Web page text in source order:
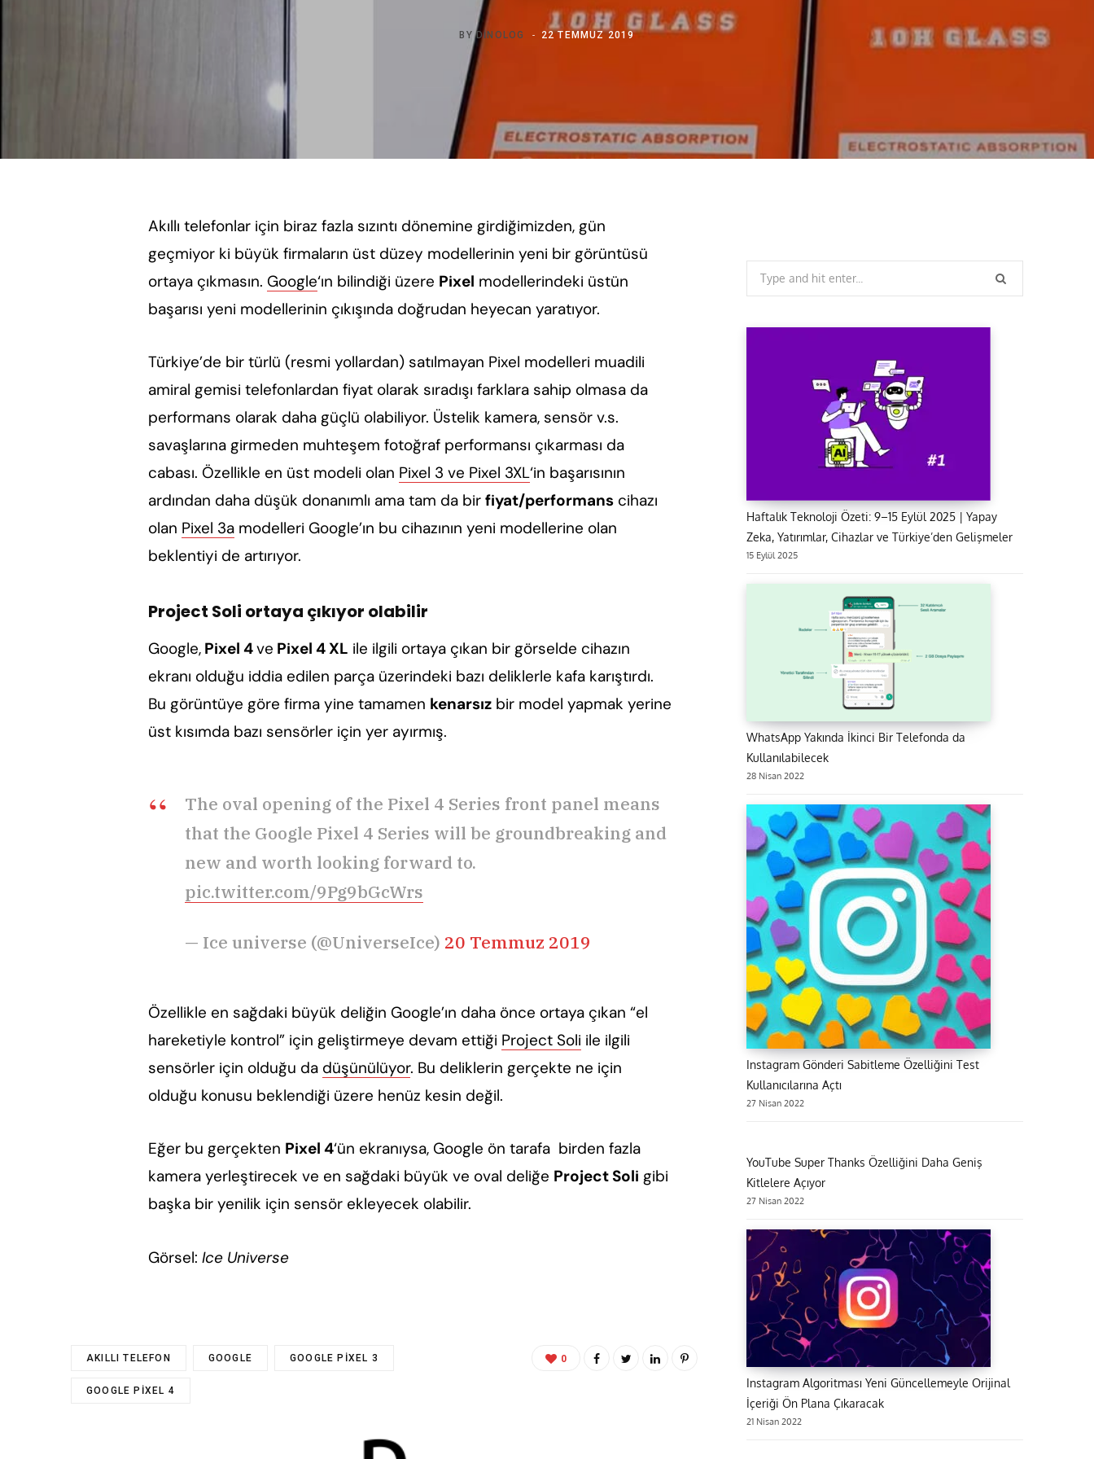
BYDINOLOG 22 TEMMUZ 2019
Akıllı telefonlar için biraz fazla sızıntı dönemine girdiğimizden, gün
geçmiyor ki büyük firmaların üst düzey modellerinin yeni bir görüntüsü
ortaya çıkmasın. Google‘ın bilindiği üzere Pixel modellerindeki üstün
başarısı yeni modellerinin çıkışında doğrudan heyecan yaratıyor.
Türkiye’de bir türlü (resmi yollardan) satılmayan Pixel modelleri muadili
amiral gemisi telefonlardan fiyat olarak sıradışı farklara sahip olmasa da
performans olarak daha güçlü olabiliyor. Üstelik kamera, sensör v.s.
savaşlarına girmeden muhteşem fotoğraf performansı çıkarması da
cabası. Özellikle en üst modeli olan Pixel 3 ve Pixel 3XL‘in başarısının
ardından daha düşük donanımlı ama tam da bir fiyat/performanscihazı
olan Pixel 3amodelleri Google’ın bu cihazının yeni modellerine olan
beklentiyi de artırıyor.
Project Soli ortaya çıkıyor olabilir
Google,Pixel 4ve Pixel 4 XL ile ilgili ortaya çıkan bir görselde cihazın
ekranı olduğu iddia edilen parça üzerindeki bazı deliklerle kafa karıştırdı.
Bu görüntüye göre firma yine tamamen kenarsızbir model yapmak yerine
üst kısımda bazı sensörler için yer ayırmış.
The oval opening of the Pixel 4 Series front panel means
that the Google Pixel 4 Series will be groundbreaking and
new and worth looking forward to.
pic.twitter.com/9Pg9bGcWrs
— Ice universe (@UniverseIce) 20 Temmuz 2019
Özellikle en sağdaki büyük deliğin Google’ın daha önce ortaya çıkan “el
hareketiyle kontrol” için geliştirmeye devam ettiği Project Soli ile ilgili
sensörler için olduğu da düşünülüyor. Bu deliklerin gerçekte ne için
olduğu konusu beklendiği üzere henüz kesin değil.
Eğer bu gerçekten Pixel 4‘ün ekranıysa, Google ön tarafa birden fazla
kamera yerleştirecek ve en sağdaki büyük ve oval deliğe Project Soli gibi
başka bir yenilik için sensör ekleyecek olabilir.
Görsel: Ice Universe
AKILLI TELEFON GOOGLE GOOGLE PIXEL 3
GOOGLE PIXEL 4
0
Haftalık Teknoloji Özeti: 9–15 Eylül 2025 | Yapay
Zeka, Yatırımlar, Cihazlar ve Türkiye’den Gelişmeler
15 Eylül 2025
WhatsApp Yakında İkinci Bir Telefonda da
Kullanılabilecek
28 Nisan 2022
Instagram Gönderi Sabitleme Özelliğini Test
Kullanıcılarına Açtı
27 Nisan 2022
YouTube Super Thanks Özelliğini Daha Geniş
Kitlelere Açıyor
27 Nisan 2022
Instagram Algoritması Yeni Güncellemeyle Orijinal
İçeriği Ön Plana Çıkaracak
21 Nisan 2022